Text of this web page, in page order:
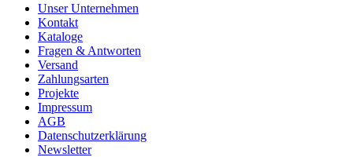
Unser Unternehmen
Kontakt
Kataloge
Fragen & Antworten
Versand
Zahlungsarten
Projekte
Impressum
AGB
Datenschutzerklärung
Newsletter